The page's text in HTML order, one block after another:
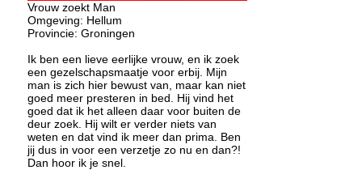
Vrouw zoekt Man
Omgeving: Hellum
Provincie: Groningen
Ik ben een lieve eerlijke vrouw, en ik zoek
een gezelschapsmaatje voor erbij. Mijn
man is zich hier bewust van, maar kan niet
goed meer presteren in bed. Hij vind het
goed dat ik het alleen daar voor buiten de
deur zoek. Hij wilt er verder niets van
weten en dat vind ik meer dan prima. Ben
jij dus in voor een verzetje zo nu en dan?!
Dan hoor ik je snel.